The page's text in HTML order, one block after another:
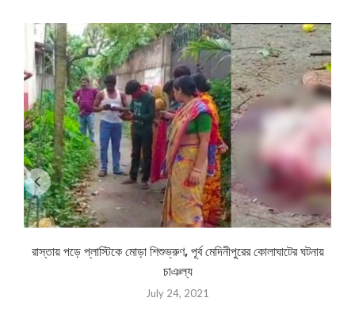
রাস্তায় পড়ে প্লাস্টিকে মোড়া শিশুভ্রুণ, পূর্ব মেদিনীপুরের কোলাঘাটের ঘটনায়
চাঞল্য
July 24, 2021